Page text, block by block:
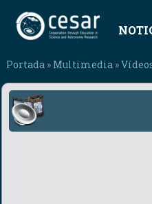
Portada » Multimedia »